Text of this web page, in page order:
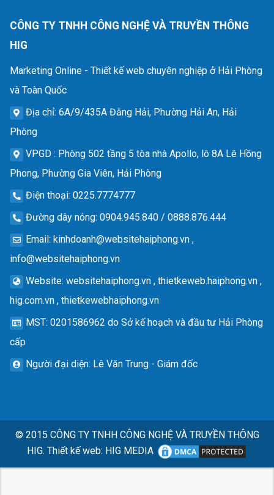
CÔNG TY TNHH CÔNG NGHỆ VÀ TRUYỀN THÔNG
HIG
Marketing Online - Thiết kế web chuyên nghiệp ở Hải Phòng
và Toàn Quốc
Địa chỉ: 6A/9/435A Đằng Hải, Phường Hải An, Hải
Phòng
VPGD : Phòng 502 tầng 5 tòa nhà Apollo, lô 8A Lê Hồng
Phong, Phường Gia Viên, Hải Phòng
Điện thoại: 0225.7774777
Đường dây nóng: 0904.945.840 / 0888.876.444
Email: kinhdoanh@websitehaiphong.vn ,
info@websitehaiphong.vn
Website: websitehaiphong.vn , thietkeweb.haiphong.vn ,
hig.com.vn , thietkewebhaiphong.vn
MST: 0201586962 do Sở kế hoạch và đầu tư Hải Phòng
cấp
Người đại diện: Lê Văn Trung - Giám đốc
© 2015 CÔNG TY TNHH CÔNG NGHỆ VÀ TRUYỀN THÔNG
HIG. Thiết kế web: HIG MEDIA